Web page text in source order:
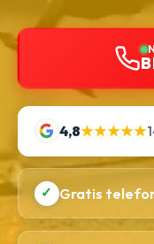
4,8★★★★★
✓ Gratis